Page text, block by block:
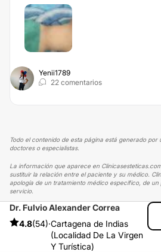
Yenii1789
22 comentarios
Todo el contenido de esta página está generado
doctores o especialistas.
La información que aparece en
sustituir la relación entre el paciente y su médico.
apología de un tratamiento médico específico, de
servicio.
Dr. Fulvio Alexander Correa
4.8(54)·Cartagena de Indias
(Localidad De La Virgen
Y Turística)
CLINICASESTETICAS
EXPERIENCIAS
EXPERIENCIAS SOBRE GINECOMASTIA
LA OPERACIÓN DE MI GINECOMASTIA
SIENTO INCRRIBLE